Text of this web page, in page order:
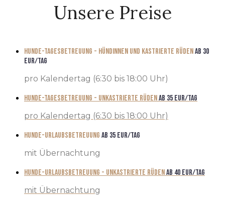
Unsere Preise
Hunde-Tagesbetreuung - Hündinnen und Kastrierte Rüdenab 30
EUR/TAG
pro Kalendertag (6:30 bis 18:00 Uhr)
Hunde-Tagesbetreuung - unkastrierte Rüdenab 35 EUR/TAG
pro Kalendertag (6:30 bis 18:00 Uhr)
Hunde-Urlaubsbetreuung ab 35 EUR/TAG
mit Übernachtung
Hunde-Urlaubsbetreuung - unkastrierte Rüdenab 40 EUR/TAG
mit Übernachtung